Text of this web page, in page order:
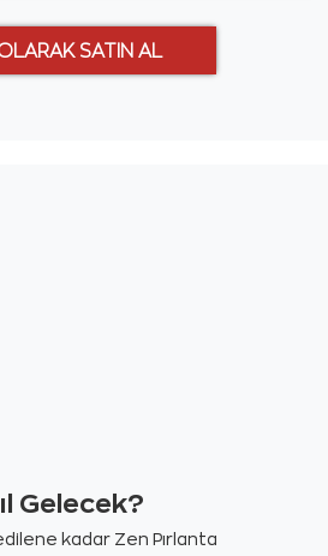
Gelecek?
kadar Zen Pırlanta